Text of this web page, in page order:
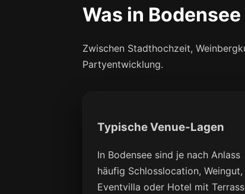
Was in
Zwischen Stadthochzeit,
Partyentwicklung.
Typische Venue-Lagen
In Bodensee sind je nach Anlass
häufig Schlosslocation, Weingut,
Eventvilla oder Hotel mit